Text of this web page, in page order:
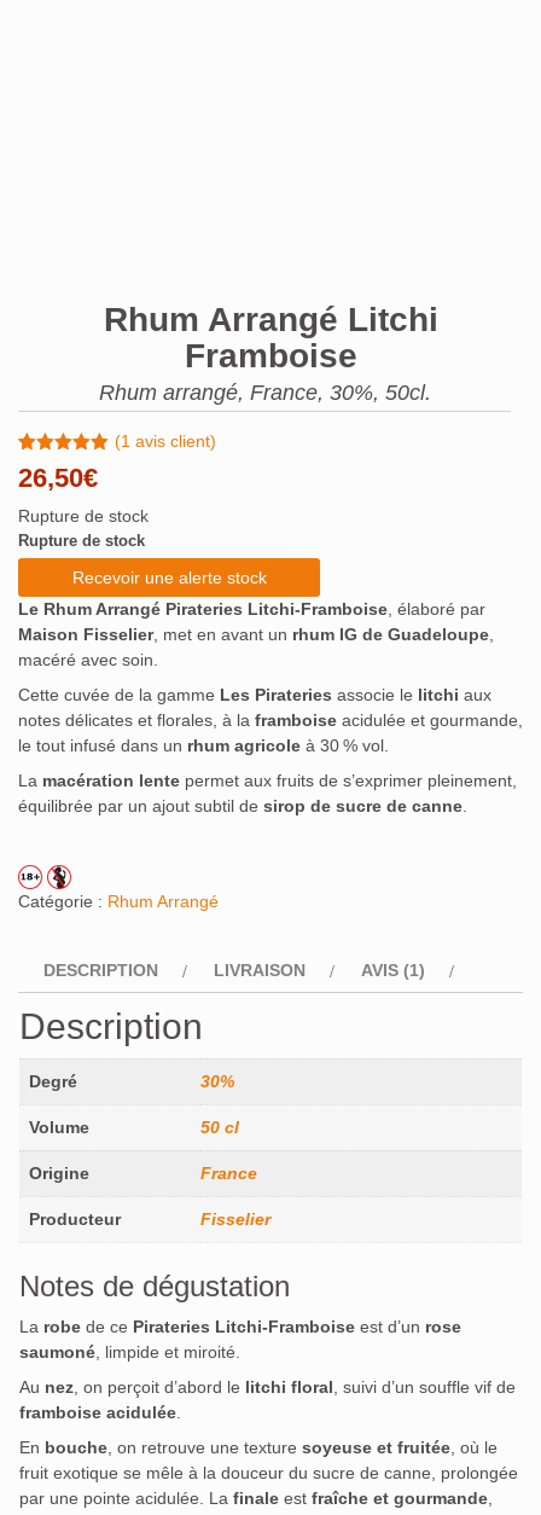
Rhum Arrangé Litchi
Framboise
Rhum arrangé, France, 30%, 50cl.
Noté5.00
sur 5
1
notation
client
(1 avis client)
26,50€
Rupture de stock
Rupture de stock
Recevoir une alerte stock
Le Rhum Arrangé Pirateries Litchi‑Framboise , élaboré par
Maison Fisselier, met en avant un rhum IG de Guadeloupe
macéré avec soin.
Cette cuvée de la gamme Les Pirateries associe le litchi aux
notes délicates et florales, à la framboise acidulée et gourmande,
le tout infusé dans un rhum agricole à 30 % vol.
La macération lente permet aux fruits de s’exprimer pleinement,
équilibrée par un ajout subtil de sirop de sucre de canne
Catégorie : Rhum Arrangé
DESCRIPTION LIVRAISON AVIS (1)
Description
Degré 30%
Volume 50 cl
Origine France
Producteur Fisselier
Notes de dégustation
La robe de ce Pirateries Litchi‑Framboise est d’un rose
saumoné , limpide et miroité.
Au nez , on perçoit d’abord le litchi floral , suivi d’un souffle vif de
framboise acidulée
En bouche , on retrouve une texture soyeuse et fruitée , où le
fruit exotique se mêle à la douceur du sucre de canne, prolongée
par une pointe acidulée. La finale est fraîche et gourmande